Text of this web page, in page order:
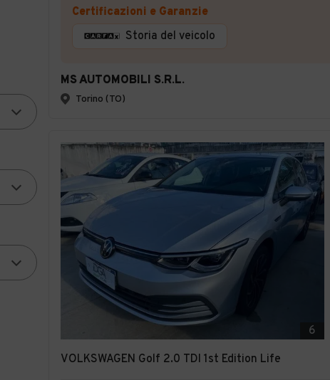
Certificazioni e Garanzie
Storia del veicolo
MS AUTOMOBILI S.R.L.
Torino (TO)
6
VOLKSWAGEN Golf 2.0 TDI 1st Edition Life